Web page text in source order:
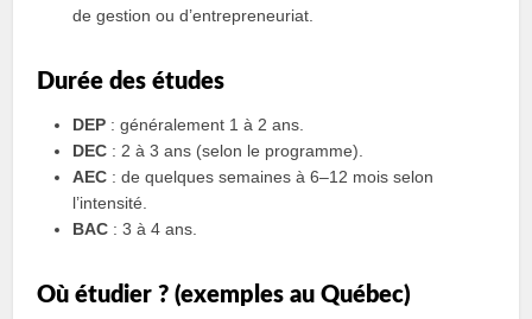
de gestion ou d’entrepreneuriat.
Durée des études
DEP : généralement 1 à 2 ans.
DEC : 2 à 3 ans (selon le programme).
AEC : de quelques semaines à 6–12 mois selon
l’intensité.
BAC : 3 à 4 ans.
Où étudier ? (exemples au Québec)